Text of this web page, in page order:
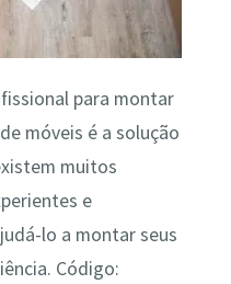
para montar
móveis é a solução
muitos
e
lo a montar seus
Código: